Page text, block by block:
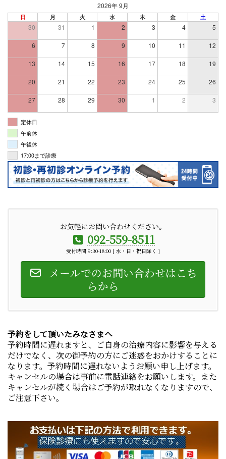
2026年 9月
日 月 火 水 木 金 土
30 31 1 2 3 4 5
6 7 8 9 10 11 12
13 14 15 16 17 18 19
20 21 22 23 24 25 26
27 28 29 30 1 2 3
定休日
午前休
午後休
17:00まで診療
お気軽にお問い合わせください。
092-559-8511
受付時間 9:30-18:00 [ 水・日・祝日除く ]
メールでのお問い合わせはこち
らから
予約をして頂いたみなさまへ
予約時間に遅れますと、ご自身の治療内容に影響を与える
だけでなく、次の御予約の方にご迷惑をおかけすることに
なります。予約時間に遅れないようお願い申し上げます。
キャンセルの場合は事前に電話連絡をお願いします。また
キャンセルが続く場合はご予約が取れなくなりますので、
ご注意下さい。